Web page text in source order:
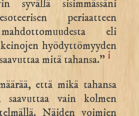
syvällä sisimmässäni
periaatteen
eli
hyödyttömyyden
mitä tahansa.” i
että mikä tahansa
saavuttaa vain kolmen
Näiden voimien